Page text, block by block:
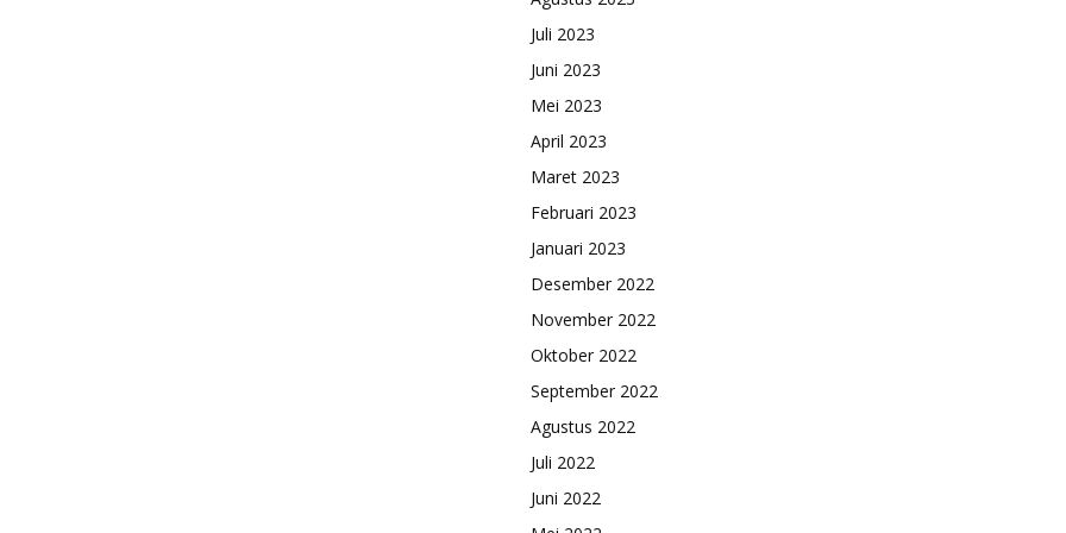
Juli 2023
Juni 2023
Mei 2023
April 2023
Maret 2023
Februari 2023
Januari 2023
Desember 2022
November 2022
Oktober 2022
September 2022
Agustus 2022
Juli 2022
Juni 2022